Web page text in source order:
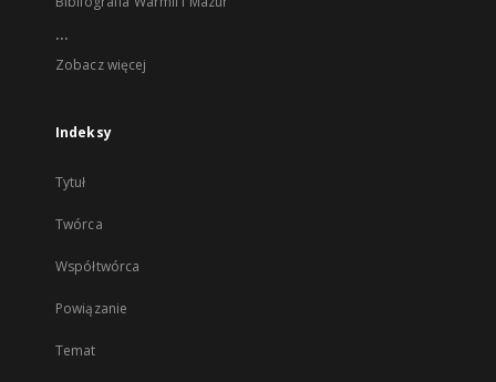
...
Zobacz więcej
Indeksy
Tytuł
Twórca
Współtwórca
Powiązanie
Temat